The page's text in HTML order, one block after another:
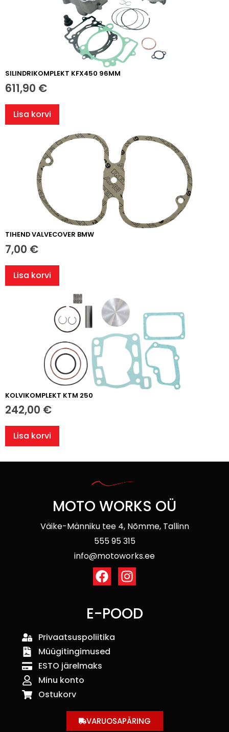
SILINDRIKOMPLEKT KFX450 96MM
611,90 €
Lisa korvi
TIHEND VALVECOVER BMW
7,00 €
Lisa korvi
KOLVIKOMPLEKT KTM 250
242,00 €
Lisa korvi
MOTO WORKS OÜ
Väike-Männiku tee 4, Nõmme, Tallinn
555 95 315
info@motoworks.ee
E-POOD
Privaatsuspoliitika
Müügitingimused
ESTO järelmaks
Minu konto
Ostukorv
VARUOSAPÄRING